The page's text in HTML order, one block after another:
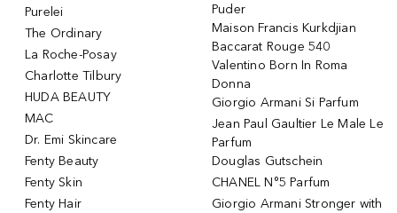
Purelei
The Ordinary
La Roche-Posay
Charlotte Tilbury
HUDA BEAUTY
MAC
Dr. Emi Skincare
Fenty Beauty
Fenty Skin
Fenty Hair
Puder
Maison Francis Kurkdjian
Baccarat Rouge 540
Valentino Born In Roma
Donna
Giorgio Armani Si Parfum
Jean Paul Gaultier Le Male Le
Parfum
Douglas Gutschein
CHANEL N°5 Parfum
Giorgio Armani Stronger with